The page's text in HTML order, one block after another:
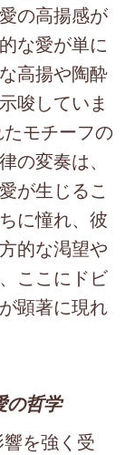
の高揚感が
な愛が単に
高揚や陶酔
唆していま
モチーフの
の変奏は、
が生じるこ
に憧れ、彼
的な渇望や
ここにドビ
顕著に現れ
の哲学
を強く受